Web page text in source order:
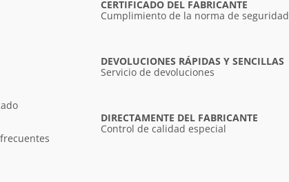
CERTIFICADO DEL FABRICANTE
Cumplimiento de la norma de seguridad
DEVOLUCIONES RÁPIDAS Y SENCILLAS
Servicio de devoluciones
DIRECTAMENTE DEL FABRICANTE
Control de calidad especial